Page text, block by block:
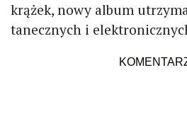
krążek, nowy album
tanecznych i